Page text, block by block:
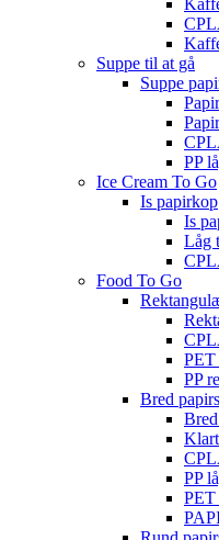
Suppe til at gå
Suppe
PP
Ice Cream To Go
Is papirkop
Is
Låg
Food To Go
PET
PP
Bred
PP
PET